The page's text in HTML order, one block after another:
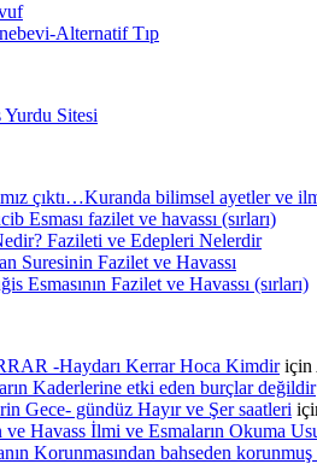
nebevi-Alternatif Tıp
Yurdu Sitesi
çıktı…Kuranda bilimsel ayetler ve
Esması fazilet ve havassı (sırları)
Fazileti ve Edepleri Nelerdir
Suresinin Fazilet ve Havassı
Esmasının Fazilet ve Havassı (sırları)
-Haydarı Kerrar Hoca Kimdiriçin
Kaderlerine etki eden burçlar değildir
Gece- gündüz Hayır ve Şer saatleri
ve Havass İlmi ve Esmaların Okuma
Korunmasından bahseden